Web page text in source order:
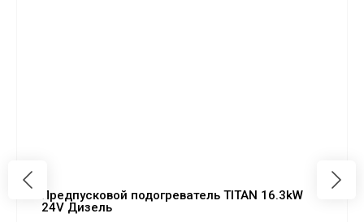
Предпусковой подогреватель TITAN 16.3kW
24V Дизель